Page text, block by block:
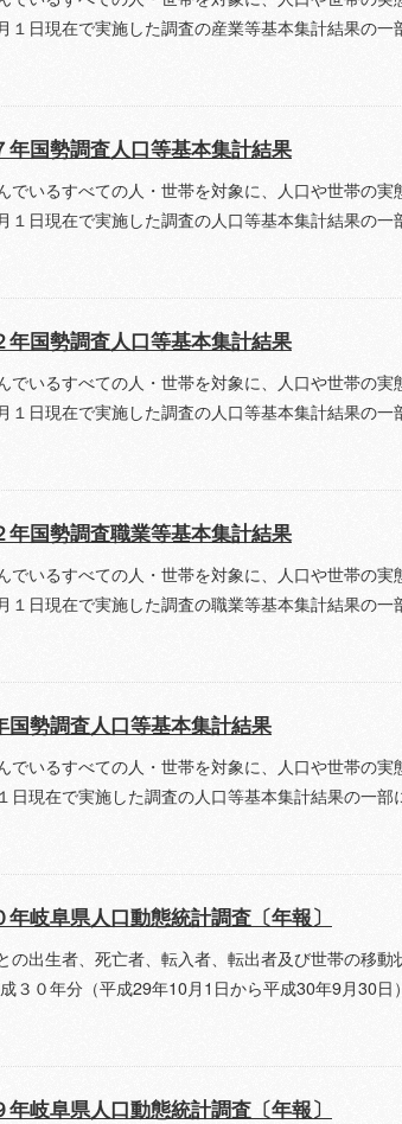
１日現在で実施した調査の産業等基本集計結果の一
年国勢調査人口等基本集計結果
でいるすべての人・世帯を対象に、人口や世帯の
１日現在で実施した調査の人口等基本集計結果の一
年国勢調査人口等基本集計結果
でいるすべての人・世帯を対象に、人口や世帯の
１日現在で実施した調査の人口等基本集計結果の一
年国勢調査職業等基本集計結果
でいるすべての人・世帯を対象に、人口や世帯の
１日現在で実施した調査の職業等基本集計結果の一
国勢調査人口等基本集計結果
でいるすべての人・世帯を対象に、人口や世帯の
日現在で実施した調査の人口等基本集計結果の一部
年岐阜県人口動態統計調査〔年報〕
の出生者、死亡者、転入者、転出者及び世帯の移
３０年分（平成29年10月1日から平成30年9月30日
年岐阜県人口動態統計調査〔年報〕